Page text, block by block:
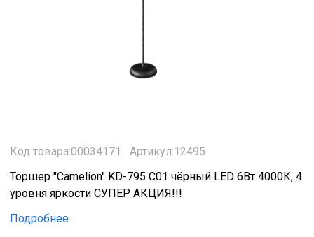
Код товара:00034171
Артикул:12495
Торшер "Camelion" KD-795 C01 чёрный LED 6Вт 4000К, 4
уровня яркости СУПЕР АКЦИЯ!!!
Подробнее